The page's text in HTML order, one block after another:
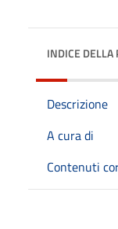
INDICE DELLA
Descrizione
A cura di
Contenuti